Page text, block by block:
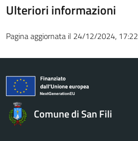
Ulteriori informazioni
Pagina aggiornata il 24/12/2024, 17:22
Comune di San Fili